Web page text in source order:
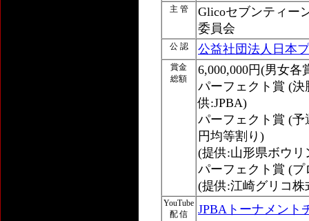
主 管
Glicoセブンティー
委員会
公 認 公益社団法人日本
賞金
総額
6,000,000円(男女
パーフェクト賞 (決
供:JPBA)
パーフェクト賞 (予
円均等割り)
(提供:山形県ボウリ
パーフェクト賞 (
(提供:江崎グリコ株
YouTube
配 信
JPBAトーナメント